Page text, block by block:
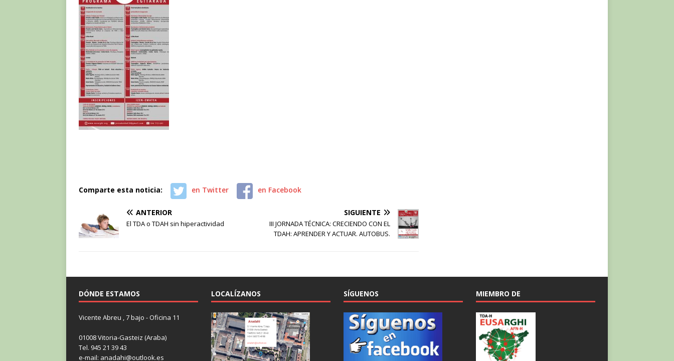
Comparte esta noticia: en Twitter en Facebook
ANTERIOR
El TDA o TDAH sin hiperactividad
SIGUIENTE
III JORNADA TÉCNICA: CRECIENDO CON EL
TDAH: APRENDER Y ACTUAR. AUTOBUS.
DÓNDE ESTAMOS
Vicente Abreu , 7 bajo - Oficina 11
01008 Vitoria-Gasteiz (Araba)
Tel. 945 21 39 43
e-mail: anadahi@outlook.es
LOCALÍZANOS SÍGUENOS MIEMBRO DE